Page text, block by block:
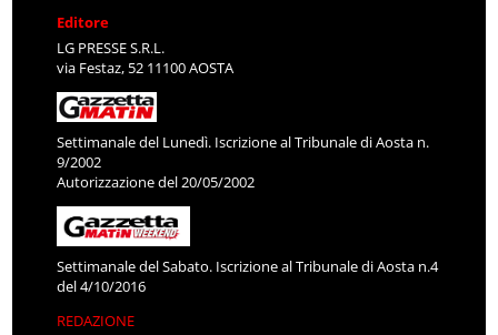
Editore
LG PRESSE S.R.L.
via Festaz, 52 11100 AOSTA
Settimanale del Lunedì. Iscrizione al Tribunale di Aosta n.
9/2002
Autorizzazione del 20/05/2002
Settimanale del Sabato. Iscrizione al Tribunale di Aosta n.4
del 4/10/2016
REDAZIONE